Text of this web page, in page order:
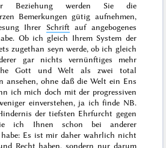
Beziehung werden Sie die
Bemerkungen gütig aufnehmen,
Ihrer Schrift auf angebogenes
Ob ich gleich Ihrem System der
zugethan seyn werde, ob ich gleich
gar nichts vernünftiges mehr
Gott und Welt als zwei total
ansehen, ohne daß die Welt ein Ens
ich mich doch mit der progressiven
einverstehen, ja ich finde NB.
der tiefsten Ehrfurcht gegen
ich Ihnen schon bei anderer
habe: Es ist mir daher wahrlich nicht
Recht haben, sondern nur darum